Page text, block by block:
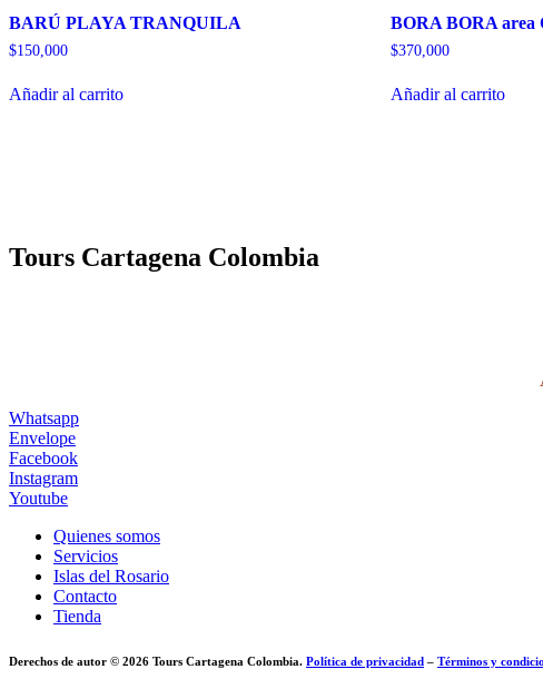
BARÚ PLAYA TRANQUILA
$150,000
Añadir al carrito
BORA BORA area
$370,000
Añadir al carrito
Tours Cartagena Colombia
Whatsapp
Envelope
Facebook
Instagram
Youtube
Quienes somos
Servicios
Islas del Rosario
Contacto
Tienda
Derechos de autor © 2026 Tours Cartagena Colombia. Política de privacidad – Términos y